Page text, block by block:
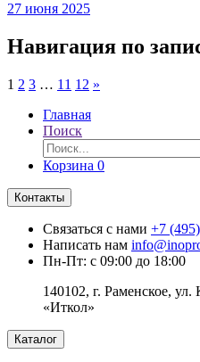
27 июня 2025
Навигация по
1 2 3 … 11 12 »
Главная
Поиск
Корзина 0
Контакты
Связаться с нами +7
Написать нам
Пн-Пт: с 09:00 до 18:00
140102, г. Раменское,
«Иткол»
Каталог